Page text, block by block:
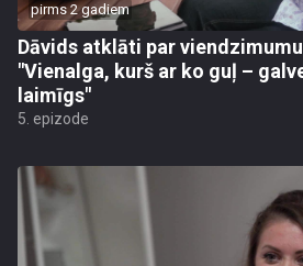
pirms 2 gadiem
Dāvids atklāti par
"Vienalga, kurš ar ko guļ –
laimīgs"
5. epizode